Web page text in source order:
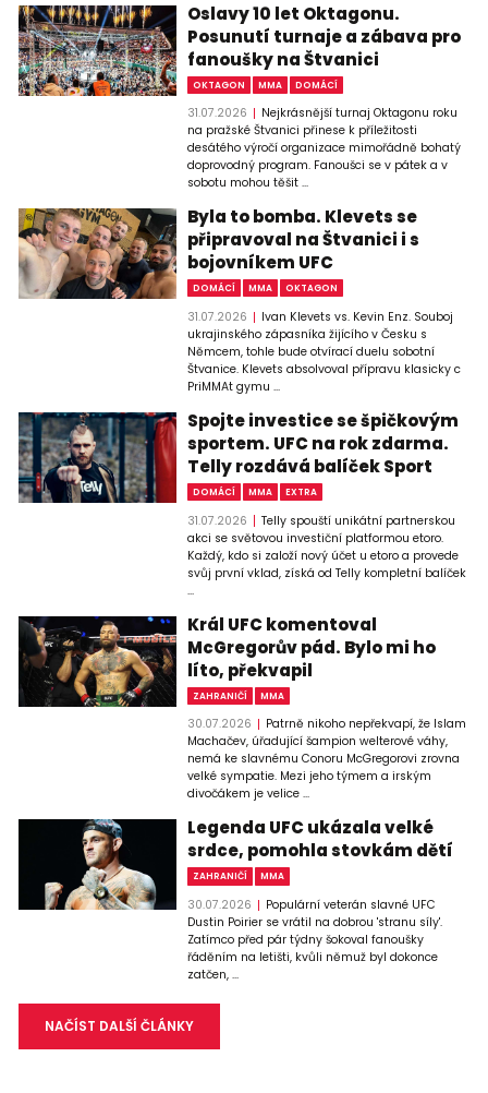
Oslavy 10 let Oktagonu.
Posunutí turnaje a zábava pro
fanoušky na Štvanici
OKTAGON MMA DOMÁCÍ
31.07.2026
Nejkrásnější turnaj Oktagonu roku
na pražské Štvanici přinese k příležitosti
desátého výročí organizace mimořádně bohatý
doprovodný program. Fanoušci se v pátek a v
sobotu mohou těšit ...
Byla to bomba. Klevets se
připravoval na Štvanici i s
bojovníkem UFC
DOMÁCÍ MMA OKTAGON
31.07.2026
Ivan Klevets vs. Kevin Enz. Souboj
ukrajinského zápasníka žijícího v Česku s
Němcem, tohle bude otvírací duelu sobotní
Štvanice. Klevets absolvoval přípravu klasicky c
PriMMAt gymu ...
Spojte investice se špičkovým
sportem. UFC na rok zdarma.
Telly rozdává balíček Sport
DOMÁCÍ MMA EXTRA
31.07.2026
Telly spouští unikátní partnerskou
akci se světovou investiční platformou etoro.
Každý, kdo si založí nový účet u etoro a provede
svůj první vklad, získá od Telly kompletní balíček
...
Král UFC komentoval
McGregorův pád. Bylo mi ho
líto, překvapil
ZAHRANIČÍ MMA
30.07.2026
Patrně nikoho nepřekvapí, že Islam
Machačev, úřadující šampion welterové váhy,
nemá ke slavnému Conoru McGregorovi zrovna
velké sympatie. Mezi jeho týmem a irským
divočákem je velice ...
Legenda UFC ukázala velké
srdce, pomohla stovkám dětí
ZAHRANIČÍ MMA
30.07.2026
Populární veterán slavné UFC
Dustin Poirier se vrátil na dobrou 'stranu síly'.
Zatímco před pár týdny šokoval fanoušky
řáděním na letišti, kvůli němuž byl dokonce
zatčen, ...
NAČÍST DALŠÍ ČLÁNKY